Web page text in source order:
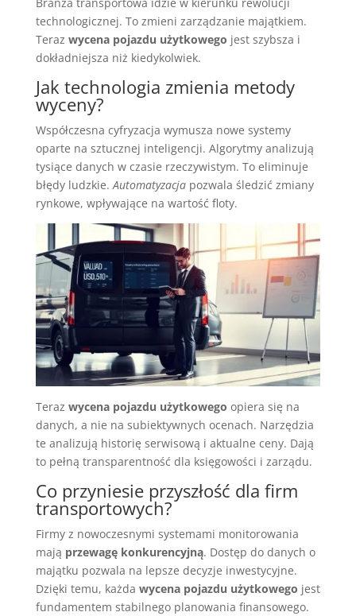
technologicznej. To zmieni zarządzanie majątkiem.
Teraz wycena pojazdu użytkowego jest szybsza i
dokładniejsza niż kiedykolwiek.
Jak technologia zmienia metody
wyceny?
Współczesna cyfryzacja wymusza nowe systemy
oparte na sztucznej inteligencji. Algorytmy analizują
tysiące danych w czasie rzeczywistym. To eliminuje
błędy ludzkie.Automatyzacjapozwala śledzić zmiany
rynkowe, wpływające na wartość floty.
Teraz wycena pojazdu użytkowego opiera się na
danych, a nie na subiektywnych ocenach. Narzędzia
te analizują historię serwisową i aktualne ceny. Dają
to pełną transparentność dla księgowości i zarządu.
Co przyniesie przyszłość dla firm
transportowych?
Firmy z nowoczesnymi systemami monitorowania
mają przewagę konkurencyjną. Dostęp do danych o
majątku pozwala na lepsze decyzje inwestycyjne.
Dzięki temu, każda wycena pojazdu użytkowego jest
fundamentem stabilnego planowania finansowego.